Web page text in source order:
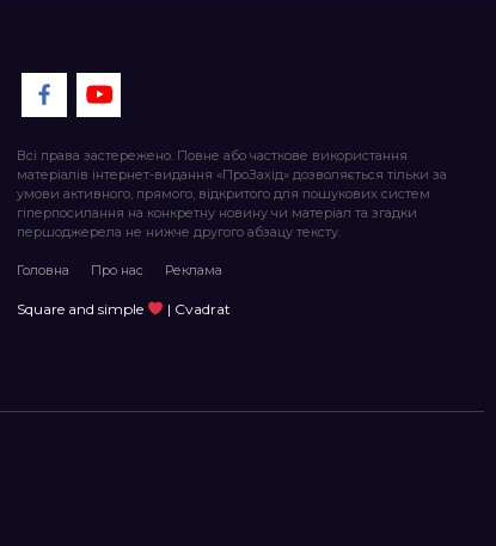
Всі права застережено. Повне або часткове використання
матеріалів інтернет-видання «ПроЗахід» дозволяється тільки за
умови активного, прямого, відкритого для пошукових систем
гіперпосилання на конкретну новину чи матеріал та згадки
першоджерела не нижче другого абзацу тексту.
Головна Про нас Реклама
Square and simple | Cvadrat